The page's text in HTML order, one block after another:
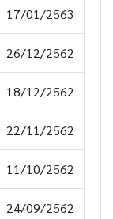
17/01/2563
26/12/2562
18/12/2562
22/11/2562
11/10/2562
24/09/2562